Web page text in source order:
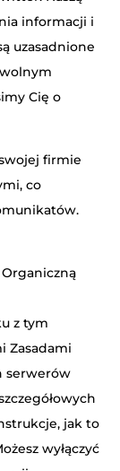
informacji i
uzasadnione
Cię o
firmie
co
z tym
Zasadami
serwerów
jak to
wyłączyć